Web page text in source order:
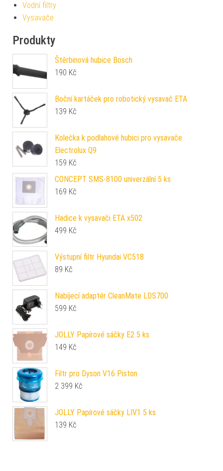
Vodní filtry
Vysavače
Produkty
Štěrbinová hubice Bosch
190 Kč
Boční kartáček pro robotický vysavač ETA
139 Kč
Kolečka k podlahové hubici pro vysavače
Electrolux Q9
159 Kč
CONCEPT SMS-8100 univerzální 5 ks
169 Kč
Hadice k vysavači ETA x502
499 Kč
Výstupní filtr Hyundai VC518
89 Kč
Nabíjecí adaptér CleanMate LDS700
599 Kč
JOLLY Papírové sáčky E2 5 ks
149 Kč
Filtr pro Dyson V16 Piston
2 399 Kč
JOLLY Papírové sáčky LIV1 5 ks
139 Kč